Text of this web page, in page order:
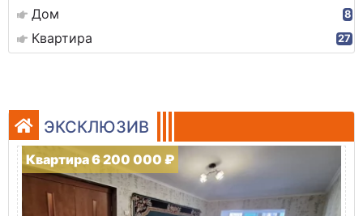
Дом 8
Квартира 27
ЭКСКЛЮЗИВ
Квартира 6 200 000 ₽